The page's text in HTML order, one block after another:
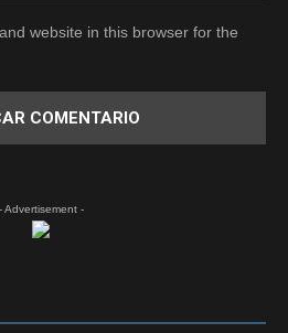
website in this browser for the
- Advertisement -